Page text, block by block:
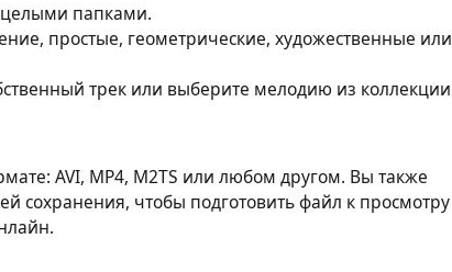
папками.
простые, геометрические, художественные или
трек или выберите мелодию из коллекции
AVI, MP4, M2TS или любом другом. Вы также
сохранения, чтобы подготовить файл к просмотру